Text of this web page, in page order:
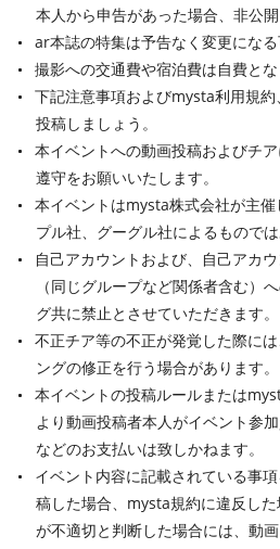
本人から申告があった場合、非公開
ar本誌の特集は予告なく変更にな
撮影への交通費や宿泊費は自費と
下記注意事項およびmysta利用規
投稿しましょう。
本イベントへの動画投稿およびチ
遵守をお願いいたします。
本イベントはmysta株式会社が主
プル社、グーグル社によるものでは
自己アカウントおよび、自己アカ
（同じグループなど関係者含む）
グ共に禁止とさせていただきます。
不正チア等の不正が発覚した際に
ングの修正を行う場合があります。
本イベントの投稿ルールまたは
より動画投稿者本人がイベント参
などのお支払いは致しかねます。
イベント内容に記載されている事
稿した場合、mysta規約に違反し
が不適切と判断した場合には、動